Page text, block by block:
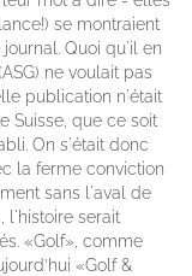
se montraient
Quoi qu'il en
ne voulait pas
publication n'était
Suisse, que ce soit
On s'était donc
la ferme conviction
sans l'aval de
l'histoire serait
«Golf», comme
«Golf &